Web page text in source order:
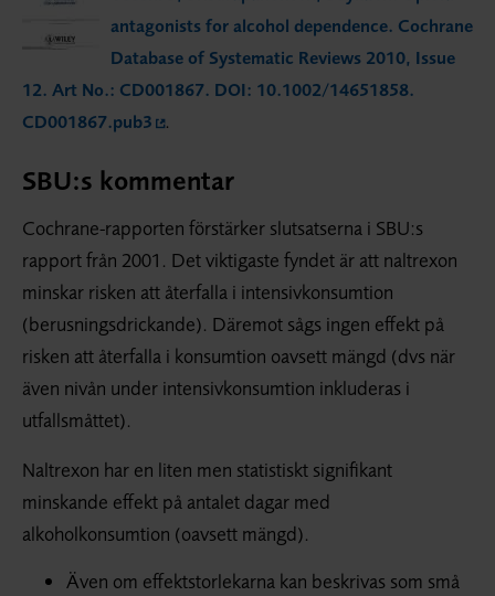
antagonists for alcohol dependence. Cochrane
Database of Systematic Reviews 2010, Issue
12. Art No.: CD001867. DOI: 10.1002/14651858.
CD001867.pub3 .
SBU:s kommentar
Cochrane-rapporten förstärker slutsatserna i SBU:s
rapport från 2001. Det viktigaste fyndet är att naltrexon
minskar risken att återfalla i intensivkonsumtion
(berusningsdrickande). Däremot sågs ingen effekt på
risken att återfalla i konsumtion oavsett mängd (dvs när
även nivån under intensivkonsumtion inkluderas i
utfallsmåttet).
Naltrexon har en liten men statistiskt signifikant
minskande effekt på antalet dagar med
alkoholkonsumtion (oavsett mängd).
Även om effektstorlekarna kan beskrivas som små